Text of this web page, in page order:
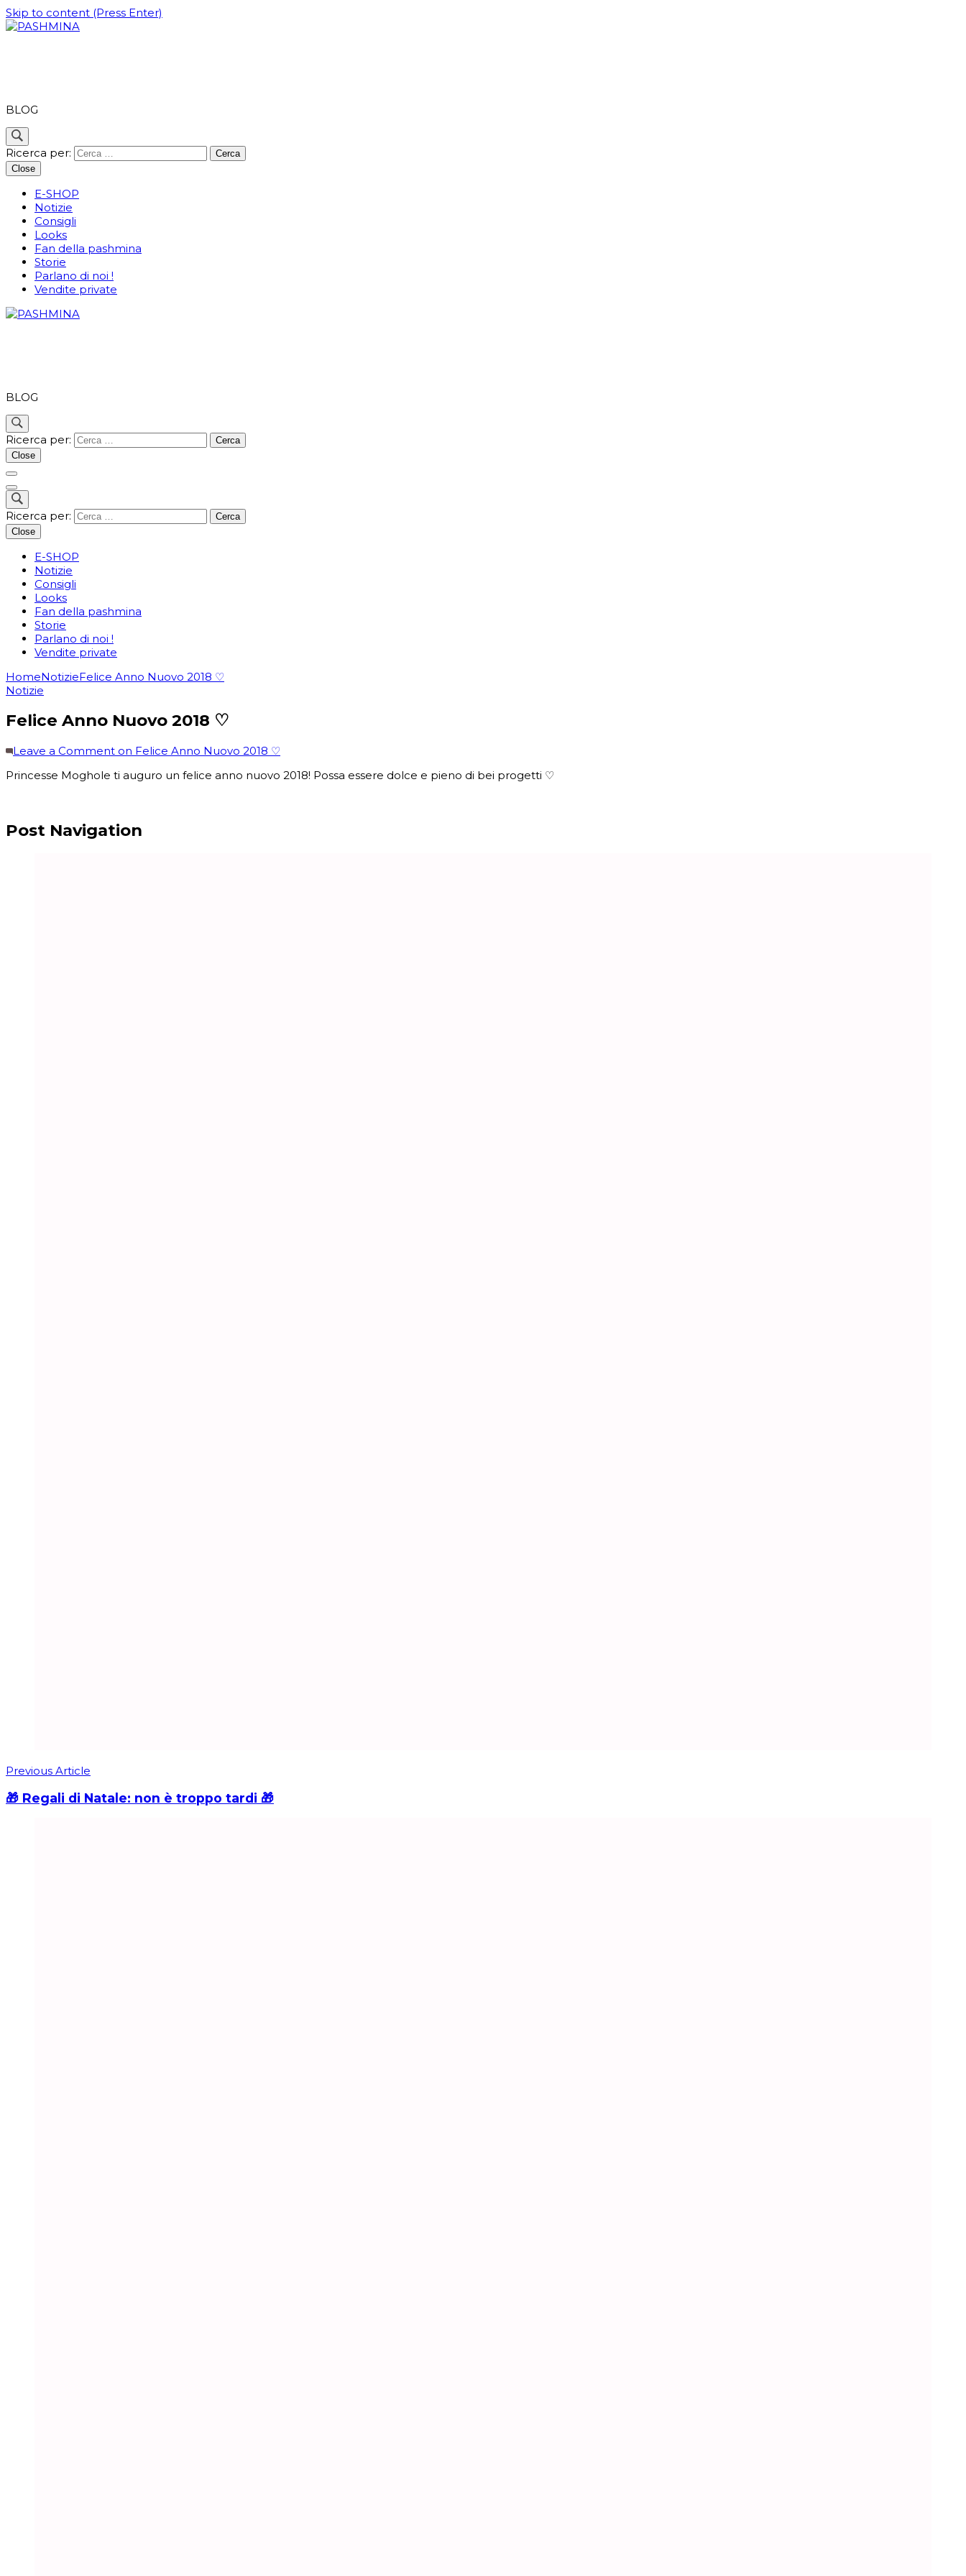
Skip to content (Press Enter)
BLOG
Ricerca per:
Close
E-SHOP
Notizie
Consigli
Looks
Fan della pashmina
Storie
Parlano di noi !
Vendite private
BLOG
Ricerca per:
Close
Ricerca per:
Close
E-SHOP
Notizie
Consigli
Looks
Fan della pashmina
Storie
Parlano di noi !
Vendite private
HomeNotizieFelice Anno Nuovo 2018 ♡
Notizie
Felice Anno Nuovo 2018 ♡
Leave a Comment on Felice Anno Nuovo 2018 ♡
Princesse Moghole ti auguro un felice anno nuovo 2018! Possa essere dolce e pieno di bei progetti ♡
Post Navigation
Previous Article
🎁 Regali di Natale: non è troppo tardi 🎁